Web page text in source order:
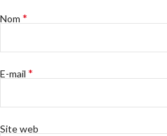
Nom *
E-mail *
Site web